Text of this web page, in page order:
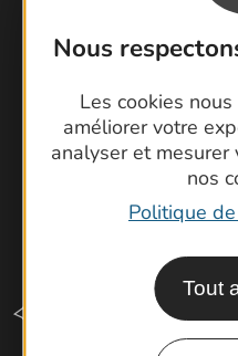
Nous
Les cookies
améliorer votre
analyser et
nos
Politique
Tout